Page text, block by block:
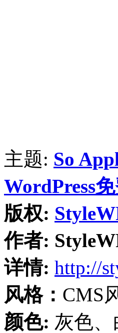
主题: So
WordPress
版权:
作者:
详情: http://
风格： CMS
颜色: 灰色